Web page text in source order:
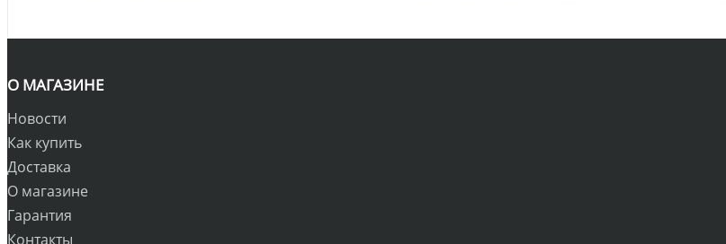
О МАГАЗИНЕ
Новости
Как купить
Доставка
О магазине
Гарантия
Контакты